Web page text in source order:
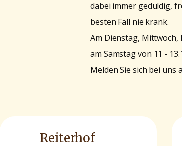
dabei immer geduldig,
besten Fall nie krank.
Am Dienstag, Mittwoch,
am Samstag von 11 -
Melden Sie sich bei uns
Reiterhof